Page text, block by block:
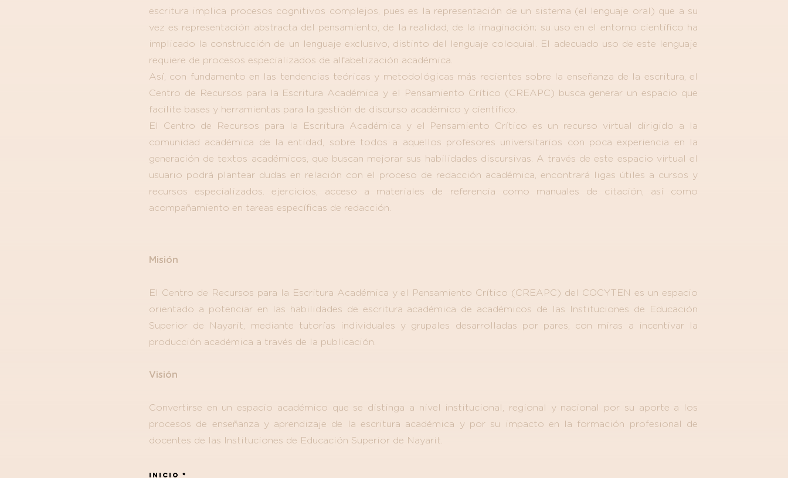
escritura implica procesos cognitivos complejos, pues es la representación de un sistema (el lenguaje oral) que a su
vez es representación abstracta del pensamiento, de la realidad, de la imaginación; su uso en el entorno científico ha
implicado la construcción de un lenguaje exclusivo, distinto del lenguaje coloquial. El adecuado uso de este lenguaje
requiere de procesos especializados de alfabetización académica.
Así, con fundamento en las tendencias teóricas y metodológicas más recientes sobre la enseñanza de la escritura, el
Centro de Recursos para la Escritura Académica y el Pensamiento Crítico (CREAPC) busca generar un espacio que
facilite bases y herramientas para la gestión de discurso académico y científico.
El Centro de Recursos para la Escritura Académica y el Pensamiento Crítico es un recurso virtual dirigido a la
comunidad académica de la entidad, sobre todos a aquellos profesores universitarios con poca experiencia en la
generación de textos académicos, que buscan mejorar sus habilidades discursivas. A través de este espacio virtual el
usuario podrá plantear dudas en relación con el proceso de redacción académica, encontrará ligas útiles a cursos y
recursos especializados. ejercicios, acceso a materiales de referencia como manuales de citación, así como
acompañamiento en tareas específicas de redacción.
Misión
El Centro de Recursos para la Escritura Académica y el Pensamiento Crítico (CREAPC) del COCYTEN es un espacio
orientado a potenciar en las habilidades de escritura académica de académicos de las Instituciones de Educación
Superior de Nayarit, mediante tutorías individuales y grupales desarrolladas por pares, con miras a incentivar la
producción académica a través de la publicación.
Visión
Convertirse en un espacio académico que se distinga a nivel institucional, regional y nacional por su aporte a los
procesos de enseñanza y aprendizaje de la escritura académica y por su impacto en la formación profesional de
docentes de las Instituciones de Educación Superior de Nayarit.
INICIO